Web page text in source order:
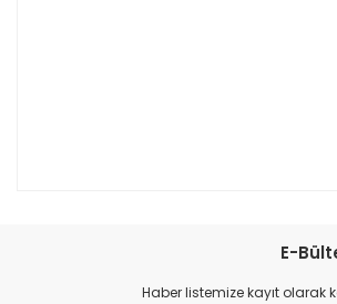
E-
Haber listemize kayıt